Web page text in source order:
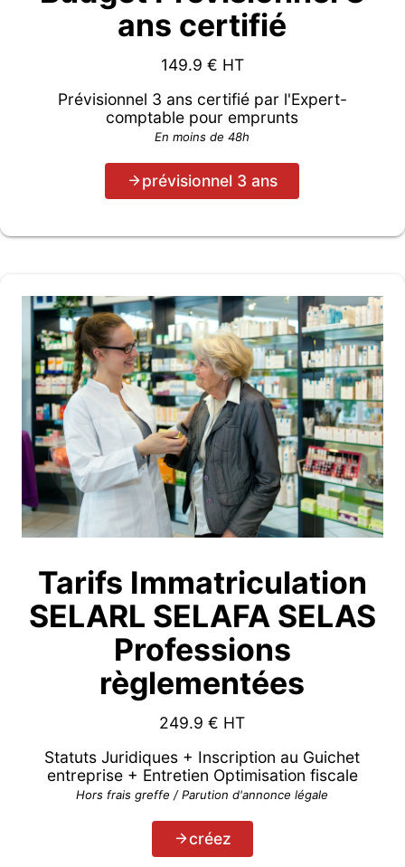
ans certifié
149.9 € HT
Prévisionnel 3 ans certifié par l'Expert-
comptable pour emprunts
En moins de 48h
prévisionnel 3 ans
Tarifs Immatriculation
SELARL SELAFA SELAS
Professions
règlementées
249.9 € HT
Statuts Juridiques + Inscription au Guichet
entreprise + Entretien Optimisation fiscale
Hors frais greffe / Parution d'annonce légale
créez